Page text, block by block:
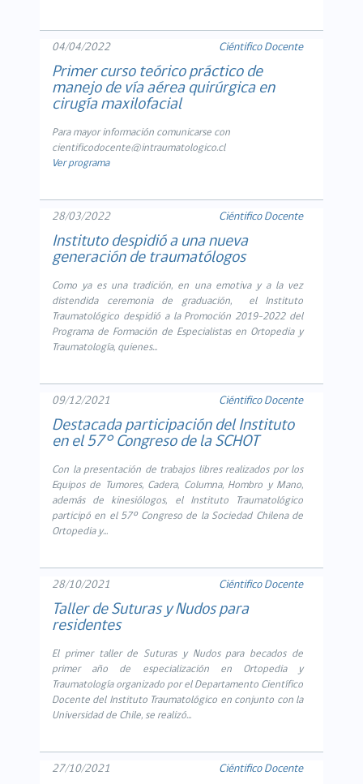
04/04/2022 Ciéntifico Docente
Primer curso teórico práctico de
manejo de vía aérea quirúrgica en
cirugía maxilofacial
Para mayor información comunicarse con
cientificodocente@intraumatologico.cl
Ver programa
28/03/2022 Ciéntifico Docente
Instituto despidió a una nueva
generación de traumatólogos
Como ya es una tradición, en una emotiva y a la vez
distendida ceremonia de graduación, el Instituto
Traumatológico despidió a la Promoción 2019-2022 del
Programa de Formación de Especialistas en Ortopedia y
Traumatología, quienes...
09/12/2021 Ciéntifico Docente
Destacada participación del Instituto
en el 57° Congreso de la SCHOT
Con la presentación de trabajos libres realizados por los
Equipos de Tumores, Cadera, Columna, Hombro y Mano,
además de kinesiólogos, el Instituto Traumatológico
participó en el 57º Congreso de la Sociedad Chilena de
Ortopedia y...
28/10/2021 Ciéntifico Docente
Taller de Suturas y Nudos para
residentes
El primer taller de Suturas y Nudos para becados de
primer año de especialización en Ortopedia y
Traumatología organizado por el Departamento Científico
Docente del Instituto Traumatológico en conjunto con la
Universidad de Chile, se realizó...
27/10/2021 Ciéntifico Docente